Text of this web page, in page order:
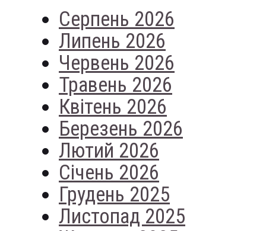
Серпень 2026
Липень 2026
Червень 2026
Травень 2026
Квітень 2026
Березень 2026
Лютий 2026
Січень 2026
Грудень 2025
Листопад 2025